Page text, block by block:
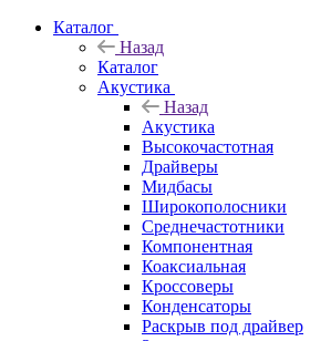
Каталог
Назад
Каталог
Акустика
Назад
Акустика
Высокочастотная
Драйверы
Мидбасы
Широкополосники
Среднечастотники
Компонентная
Коаксиальная
Кроссоверы
Конденсаторы
Раскрыв под драйвер